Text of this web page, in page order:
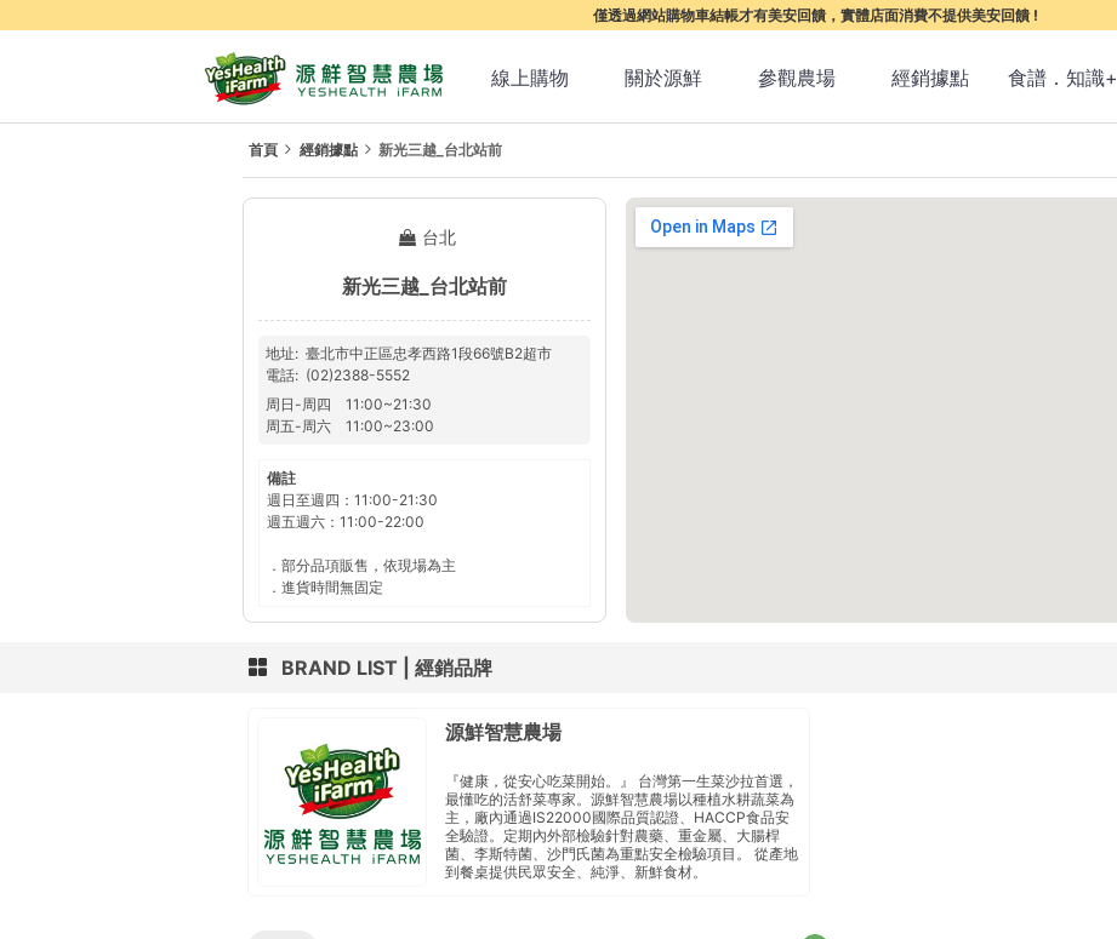
僅透過網站購物車結帳才有美安回饋，實體店面消費不提供美安回饋 !
線上購物 關於源鮮 參觀農場 經銷據點 食譜．知識+
首頁 經銷據點 新光三越_台北站前
台北
新光三越_台北站前
地址
臺北市中正區忠孝西路1段66號B2超市
電話
(02)2388-5552
周日 -周四 11:00~21:30
周五-周六 11:00~23:00
備註
週日至週四：11:00-21:30
週五週六：11:00-22:00
．部分品項販售，依現場為主
．進貨時間無固定
BRAND LIST 經銷品牌
源鮮智慧農場
『健康，從安心吃菜開始。』 台灣第一生菜沙拉首選，
最懂吃的活舒菜專家。源鮮智慧農場以種植水耕蔬菜為
主， 廠內通過IS22000國際品質認證、HACCP食品安
全驗證。定期內外部檢驗 針對農藥、重金屬、大腸桿
菌、李斯特菌、沙門氏菌 為重點安全檢驗項目 。 從產地
到餐桌 提供民眾安全、純淨、新鮮食材。